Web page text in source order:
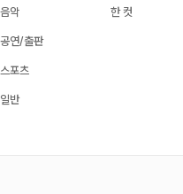
음악
공연/출판
스포츠
일반
한 컷